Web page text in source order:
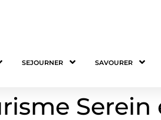
SEJOURNER SAVOURER